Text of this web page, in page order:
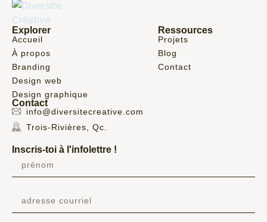
Explorer
Accueil
À propos
Branding
Design web
Design graphique
Ressources
Projets
Blog
Contact
Contact
info@diversitecreative.com
Trois-Rivières, Qc.
Inscris-toi à l'infolettre !